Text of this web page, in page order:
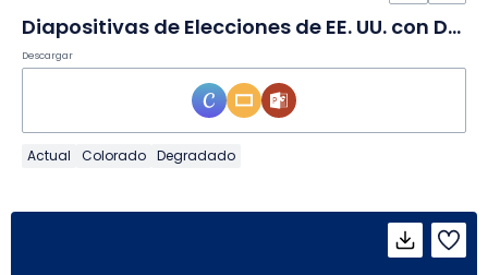
Diapositivas de Elecciones de EE. UU. con Degradado
Descargar
Actual Colorado Degradado